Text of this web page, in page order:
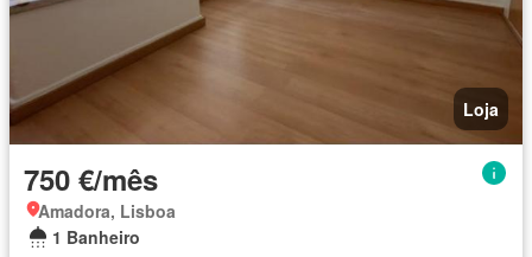
Loja
750 €/mês
Amadora, Lisboa
1 Banheiro